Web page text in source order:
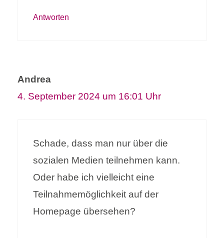
Antworten
Andrea
4. September 2024 um 16:01 Uhr
Schade, dass man nur über die
sozialen Medien teilnehmen kann.
Oder habe ich vielleicht eine
Teilnahmemöglichkeit auf der
Homepage übersehen?